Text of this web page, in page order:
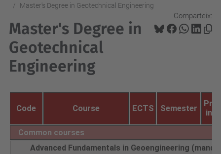
Master's Degree in Geotechnical Engineering
Comparteix:
Master's Degree in
Geotechnical
Engineering